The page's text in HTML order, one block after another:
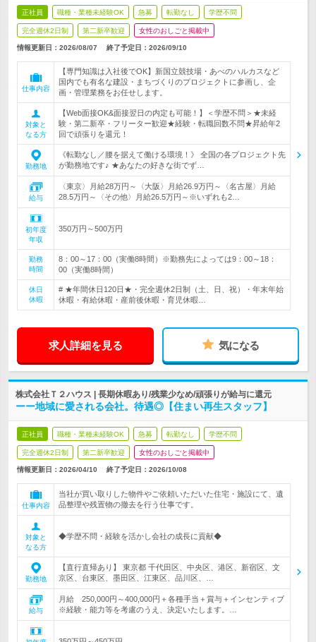
正社員 職種・業種未経験OK 急募 転勤なし 学歴不問
完全週休2日制 第二新卒歓迎 女性のおしごと掲載中
情報更新日：2026/08/07 終了予定日： 2026/09/10
仕事内容
【専門知識は入社後でOK】新国立競技場・あべのハルカスなど
国内でも有名な建設・まちづくりのプロジェクトに参画し、企
画・管理業務をお任せします。
対象と
なる方
【Web面接OK&面接翌日の内定も可能！】＜学歴不問＞★未経
験・第二新卒・フリーター歓迎★経験・転職回数不問★昇給年2
回で頑張りを還元！
勤務地
《転勤なし／腰を据えて働ける環境！》 全国の各プロジェクト先
が勤務地です♪ ★あなたの好きな街でず…
給与
〈東京〉月給28万円～〈大阪〉月給26.9万円～〈名古屋〉月給
28.5万円～〈その他〉月給26.5万円～※いずれも2…
初年度
年収
350万円～500万円
勤務
時間
8：00～17：00（実働8時間）※勤務先によっては9：00～18：
00（実働8時間）
休日
休暇
# ★年間休日120日★・完全週休2日制（土、日、祝）・年末年始
休暇・有給休暇・産前後休暇・育児休暇…
求人詳細を見る 気になる
株式会社Ｔ２ハウス | 長期休暇あり/残業少なめ/頑張りが給与に還元
ーー地域に愛される会社。待遇◎【住まい再生スタッフ】
正社員 職種・業種未経験OK 急募 転勤なし 学歴不問
完全週休2日制 第二新卒歓迎 女性のおしごと掲載中
情報更新日：2026/04/10 終了予定日： 2026/10/08
仕事内容
当社が買い取りした物件やご依頼いただいた住宅・施設にて、遺
品整理や残置物の撤去を行う仕事です。
対象と
なる方
◆学歴不問・経験を活かし会社の成長に貢献◆
勤務地
【直行直帰あり】 東京都 千代田区、中央区、港区、新宿区、文
京区、台東区、墨田区、江東区、品川区、…
給与
月給 250,000円～400,000円＋各種手当＋賞与＋インセンティブ
※経験・能力等を考慮のうえ、決定いたします。…